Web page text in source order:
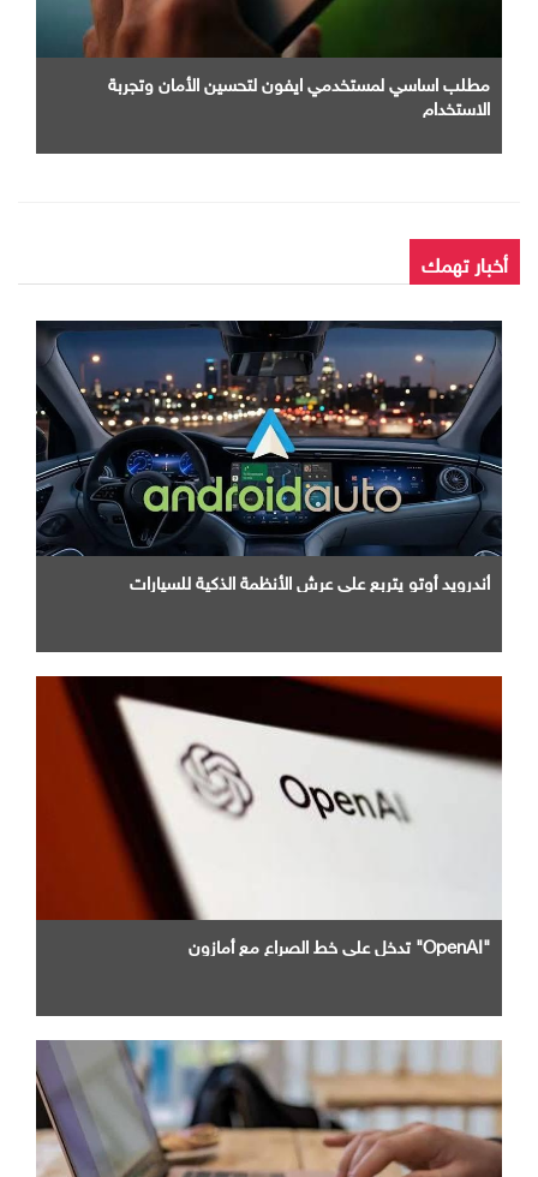
مطلب اساسي لمستخدمي ايفون لتحسين الأمان وتجربة
الاستخدام
أخبار تهمك
أندرويد أوتو يتربع علي عرش الأنظمة الذكية للسيارات
"OpenAI" تدخل علي خط الصراع مع أمازون